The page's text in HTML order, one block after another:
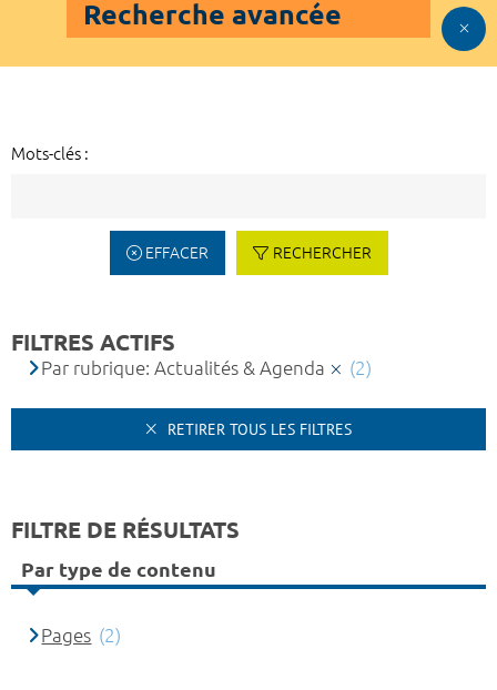
Recherche avancée
Mots-clés :
EFFACER RECHERCHER
FILTRES ACTIFS
Par rubrique: Actualités & Agenda (2)
RETIRER TOUS LES FILTRES
FILTRE DE RÉSULTATS
Par type de contenu
Pages (2)